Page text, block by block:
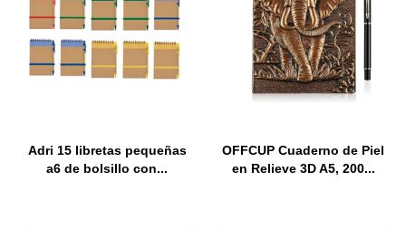
Adri 15 libretas pequeñas
a6 de bolsillo con...
OFFCUP Cuaderno de Piel
en Relieve 3D A5, 200...